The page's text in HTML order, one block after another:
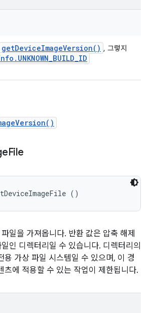
getDeviceImageVersion( ) , 그렇지
. UNKNOWN_BUILD_ID
File
()
일을 가져옵니다. 반환 값은 압축 해제
인 디렉터리일 수 있습니다. 디렉터리의
용 가상 파일 시스템일 수 있으며, 이 경
츠에 적용할 수 있는 작업이 제한됩니다.